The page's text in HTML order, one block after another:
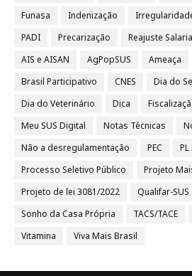
Funasa
Indenização
PADI
Precarização Reajuste
AIS e AISAN
AgPopSUS Ameaça
Brasil Participativo
CNES
Dia do
Dia do Veterinário
Dica
Meu SUS Digital
Notas Técnicas
Não a desregulamentação
PEC
Processo Seletivo Público
Projeto
Projeto de lei 3081/2022
Qualifar-SUS
Sonho da Casa Própria
TACS/TACE
Vitamina
Viva Mais Brasil